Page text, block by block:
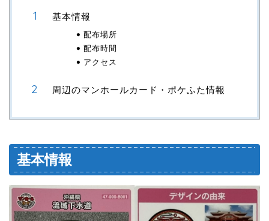
基本情報
配布場所
配布時間
アクセス
周辺のマンホールカード・ポケふた情報
基本情報